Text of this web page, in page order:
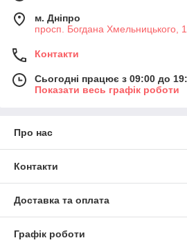
м. Дніпро
просп. Богдана Хмельницького,
Контакти
Сьогодні працює з 09:00 до
Показати весь графік роботи
Про нас
Контакти
Доставка та оплата
Графік роботи